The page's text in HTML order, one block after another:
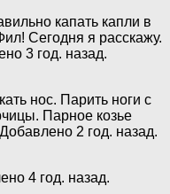
капать капли в
Сегодня я расскажу.
3 год. назад.
нос. Парить ноги с
Парное козье
2 год. назад.
4 год. назад.